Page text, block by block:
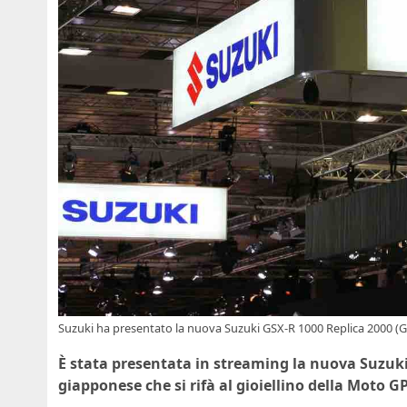
Suzuki ha presentato la nuova Suzuki GSX-R 1000 Replica 2000
È stata presentata in streaming la nuova
giapponese che si rifà al gioiellino della Moto